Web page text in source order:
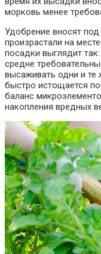
морковь менее
Удобрение вносят
произрастали на
посадки выглядит
средне
высаживать одни и
быстро истощается
баланс
накопления вредных